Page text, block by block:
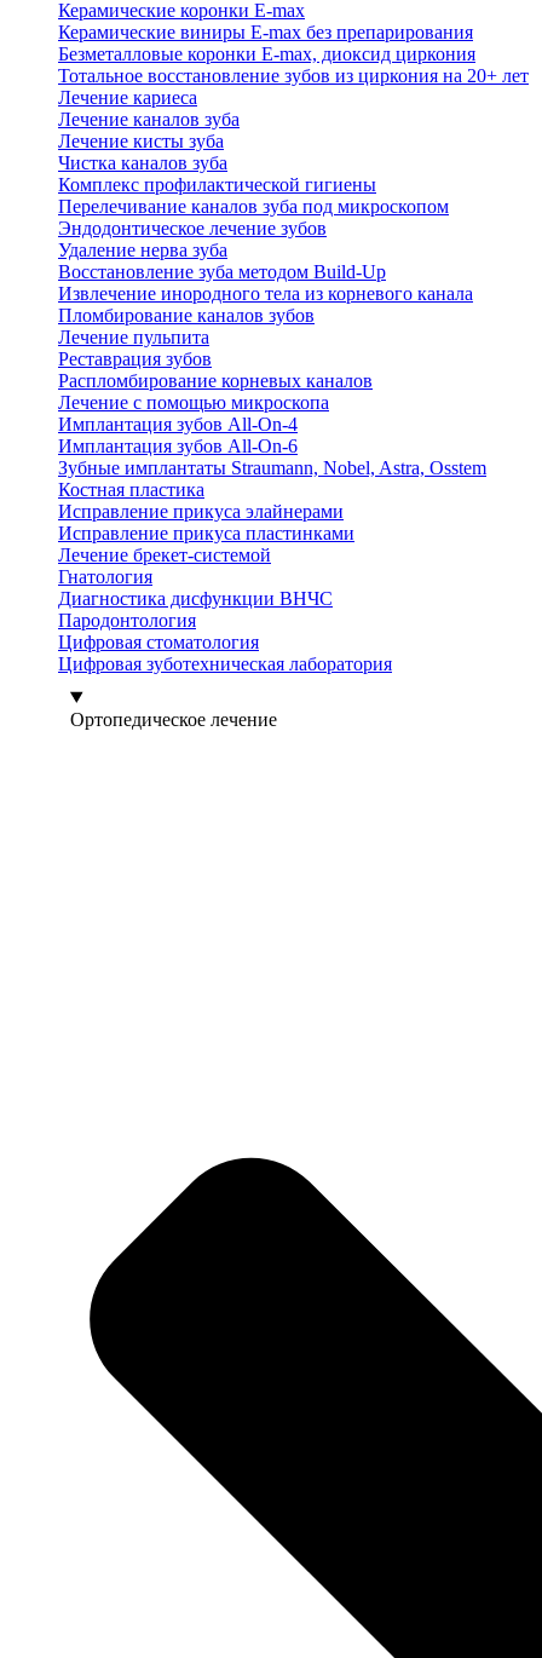
Керамические коронки E-max
Керамические виниры E-max без препарирования
Безметалловые коронки Е-max, диоксид циркония
Тотальное восстановление зубов из циркония на 20+ лет
Лечение кариеса
Лечение каналов зуба
Лечение кисты зуба
Чистка каналов зуба
Комплекс профилактической гигиены
Перелечивание каналов зуба под микроскопом
Эндодонтическое лечение зубов
Удаление нерва зуба
Восстановление зуба методом Build-Up
Извлечение инородного тела из корневого канала
Пломбирование каналов зубов
Лечение пульпита
Реставрация зубов
Распломбирование корневых каналов
Лечение с помощью микроскопа
Имплантация зубов All-On-4
Имплантация зубов All-On-6
Зубные имплантаты Straumann, Nobel, Astra, Osstem
Костная пластика
Исправление прикуса элайнерами
Исправление прикуса пластинками
Лечение брекет-системой
Гнатология
Диагностика дисфункции ВНЧС
Пародонтология
Цифровая стоматология
Цифровая зуботехническая лаборатория
Ортопедическое лечение